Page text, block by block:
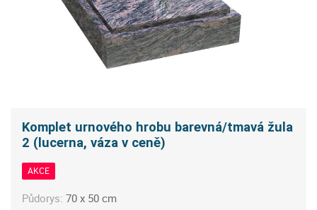
Komplet urnového hrobu barevná/tmavá žula
2 (lucerna, váza v ceně)
AKCE
Půdorys:70 x 50 cm